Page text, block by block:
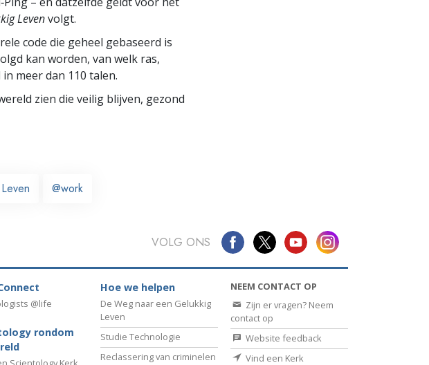
Levenvolgt.
code die geheel gebaseerd is
kan worden, van welk ras,
meer dan 110 talen.
zien die veilig blijven, gezond
@work
VOLG ONS
@life
rondom
Hoe we helpen
De Weg naar een Gelukkig
Leven
Studie Technologie
Reclassering van criminelen
NEEM CONTACT OP
Zijn er vragen? Neem
contact op
Website feedback
Vind een Kerk